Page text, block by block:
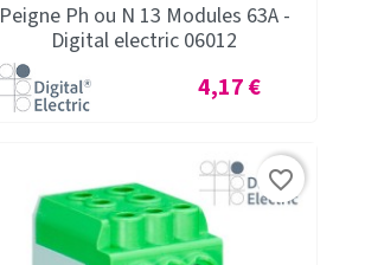
Peigne Ph ou N 13 Modules 63A -
Digital electric 06012
Prix
4,17 €
favorite_border